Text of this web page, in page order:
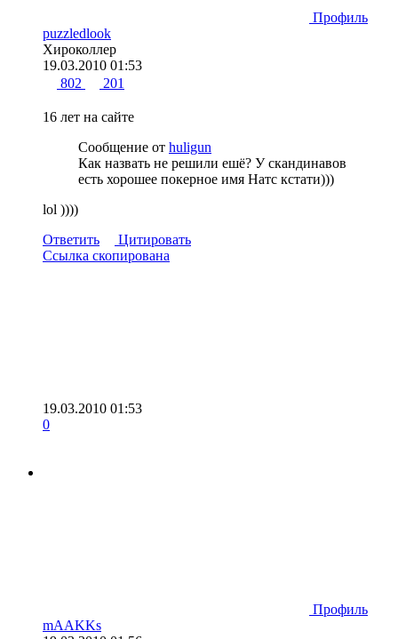
Профиль
puzzledlook
Хироколлер
19.03.2010 01:53
802
201
16 лет на сайте
Сообщение от huligun
Как назвать не решили ешё? У скандинавов
есть хорошее покерное имя Натс кстати)))
lol ))))
Ответить
Цитировать
Ссылка скопирована
19.03.2010 01:53
0
Профиль
mAAKKs